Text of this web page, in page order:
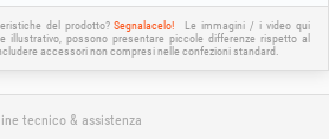
del prodotto?Segnalacelo!
Le immagini / i video qui
illustrativo, possono presentare piccole differenze rispetto al
accessori non compresi nelle confezioni standard.
tecnico & assistenza